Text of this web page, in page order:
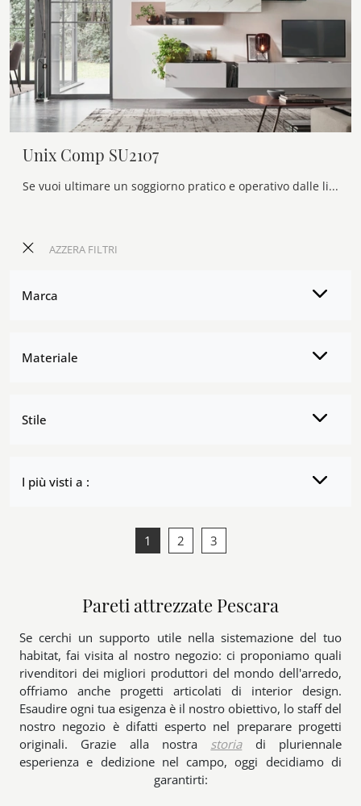
AZZERA FILTRI
Marca
Materiale
Stile
I più visti a :
Unix Comp SU2107
Se vuoi ultimare un soggiorno pratico e operativo dalle linee moderne, ti presentiamo la parete attrezzata Unix Comp SU2107 Maronese.
1 2 3
Pareti attrezzate Pescara
Se cerchi un supporto utile nella sistemazione del tuo
habitat, fai visita al nostro negozio: ci proponiamo quali
rivenditori dei migliori produttori del mondo dell'arredo,
offriamo anche progetti articolati di interior design.
Esaudire ogni tua esigenza è il nostro obiettivo, lo staff del
nostro negozio è difatti esperto nel preparare progetti
originali. Grazie alla nostra storiadi pluriennale
esperienza e dedizione nel campo, oggi decidiamo di
garantirti: